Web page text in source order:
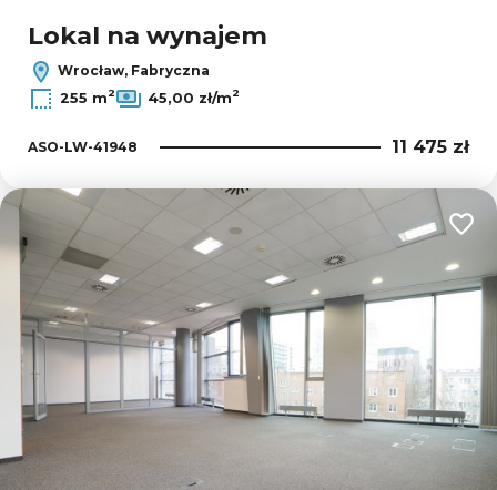
Lokal na wynajem
Wrocław, Fabryczna
255 m2 45,00 zł/m2
ASO-LW-41948 11 475 zł